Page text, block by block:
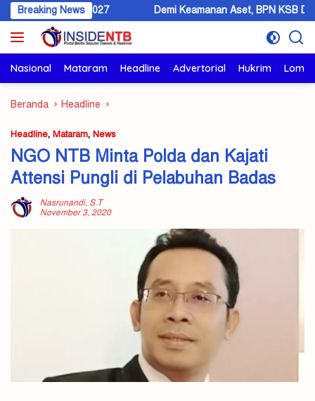
Langsung
ke
konten
Breaking News
2027 Demi Keamanan Aset, BPN KSB Dorong Warga
Nasional Mataram Headline Advertorial Hukrim
Beranda Headline
Headline, Mataram, News
NGO NTB Minta Polda dan Kajati
Attensi Pungli di Pelabuhan Badas
Nasrunandi, S.T
November 3, 2020